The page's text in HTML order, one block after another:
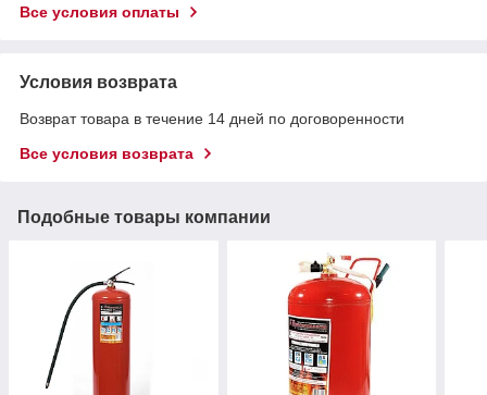
Все условия оплаты
Условия возврата
Возврат товара в течение 14 дней по договоренности
Все условия возврата
Подобные товары компании